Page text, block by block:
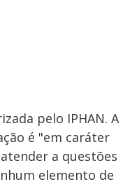
pelo IPHAN. A
é "em caráter
a questões
elemento de